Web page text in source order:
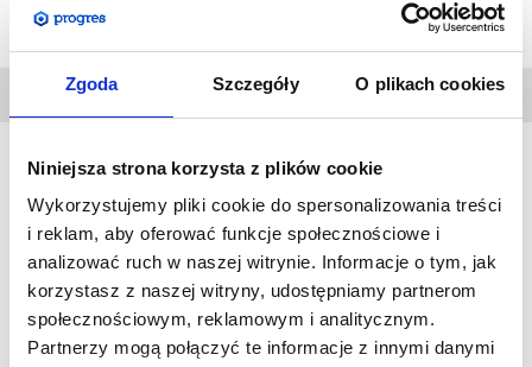
Zgoda Szczegóły O plikach cookies
Niniejsza strona korzysta z plików cookie
Wykorzystujemy pliki cookie do spersonalizowania treści
i reklam, aby oferować funkcje społecznościowe i
analizować ruch w naszej witrynie. Informacje o tym, jak
korzystasz z naszej witryny, udostępniamy partnerom
społecznościowym, reklamowym i analitycznym.
Partnerzy mogą połączyć te informacje z innymi danymi
TECHNICAL DATA
A stylish, compact and energy efficient LED kit. Adapted for use
in Pop-Up and Formulate walls. It will enhance your stand and
draw attention to it. The LED lights are long-lasting and
consume negligible amounts of electricity.
YOU WILL RECEIVE TWO LAMPS AND A TRANSFORMER IN THE